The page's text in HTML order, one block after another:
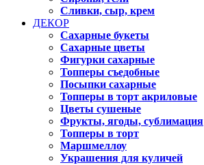
Сливки, сыр, крем
ДЕКОР
Сахарные букеты
Сахарные цветы
Фигурки сахарные
Топперы съедобные
Посыпки сахарные
Топперы в торт акриловые
Цветы сушеные
Фрукты, ягоды, сублимация
Топперы в торт
Маршмеллоу
Украшения для куличей